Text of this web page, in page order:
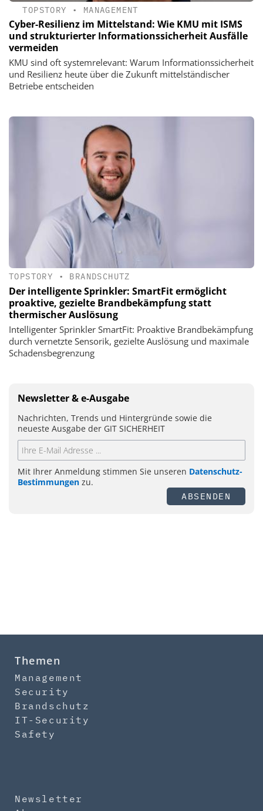
TOPSTORY • MANAGEMENT
Cyber-Resilienz im Mittelstand: Wie KMU mit ISMS
und strukturierter Informationssicherheit Ausfälle
vermeiden
KMU sind oft systemrelevant: Warum Informationssicherheit
und Resilienz heute über die Zukunft mittelständischer
Betriebe entscheiden
TOPSTORY • BRANDSCHUTZ
Der intelligente Sprinkler: SmartFit ermöglicht
proaktive, gezielte Brandbekämpfung statt
thermischer Auslösung
Intelligenter Sprinkler SmartFit: Proaktive Brandbekämpfung
durch vernetzte Sensorik, gezielte Auslösung und maximale
Schadensbegrenzung
Newsletter & e-Ausgabe
Nachrichten, Trends und Hintergründe sowie die
neueste Ausgabe der GIT SICHERHEIT
Mit Ihrer Anmeldung stimmen Sie unseren Datenschutz-
Bestimmungen zu.
ABSENDEN
Themen
Management
Security
Brandschutz
IT-Security
Safety
Newsletter